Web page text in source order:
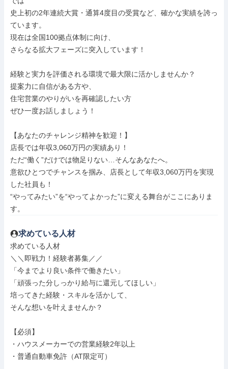
史上初の2年連続大賞・通算4度目の受賞など、確かな実績を誇っ
ています。
現在は全国100拠点体制に向け、
さらなる拡大フェーズに突入しています！
経験と実力を評価される環境で最大限に活かしませんか？
提案力に自信がある方や、
住宅営業のやりがいを再確認したい方
ぜひ一度お話しましょう！
【あなたのチャレンジ精神を歓迎！】
店長では年収3,060万円の実績あり！
ただ“働く”だけでは物足りない…そんなあなたへ。
意欲ひとつでチャンスを掴み、店長として年収3,060万円を実現
した社員も！
“やってみたい”を“やってよかった”に変える舞台がここにありま
す。
求めている人材
求めている人材
＼＼即戦力！経験者募集／／
「今までより良い条件で働きたい」
「頑張った分しっかり給与に還元してほしい」
培ってきた経験・スキルを活かして、
そんな想いを叶えませんか？
【必須】
・ハウスメーカーでの営業経験2年以上
・普通自動車免許（AT限定可）